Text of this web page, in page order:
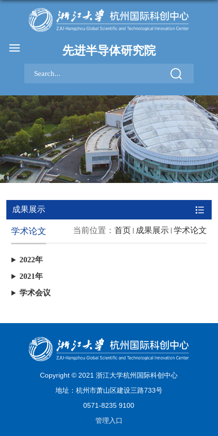
先进半导体研究院
成果展示
当前位置： 首页 成果展示 学术论文
学术论文
2022年
2021年
学术会议
Copyright © 2021 浙江大学杭州国际科创中心
地址：杭州市萧山区建设三路733号
0571-8235 9100
管理入口